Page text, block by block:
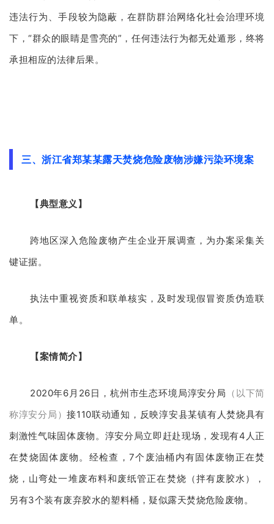
违法行为、手段较为隐蔽，在群防群治网络化社会治理环境
下，“群众的眼睛是雪亮的”，任何违法行为都无处遁形，终将
承担相应的法律后果。
三、浙江省郑某某露天焚烧危险废物涉嫌污染环境案
【典型意义】
跨地区深入危险废物产生企业开展调查，为办案采集关
键证据。
执法中重视资质和联单核实，及时发现假冒资质伪造联
单。
【案情简介】
2020年6月26日，杭州市生态环境局淳安分局 （以下简
称淳安分局）接110联动通知，反映淳安县某镇有人焚烧具有
刺激性气味固体废物。淳安分局立即赶赴现场，发现有4人正
在焚烧固体废物。经检查，7个废油桶内有固体废物正在焚
烧，山弯处一堆废布料和废纸管正在焚烧（拌有废胶水），
另有3个装有废弃胶水的塑料桶，疑似露天焚烧危险废物。